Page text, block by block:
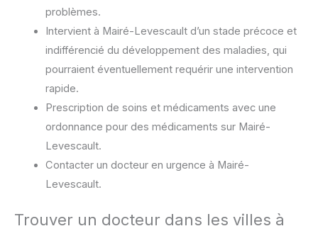
problèmes.
Intervient à Mairé-Levescault d’un stade précoce et
indifférencié du développement des maladies, qui
pourraient éventuellement requérir une intervention
rapide.
Prescription de soins et médicaments avec une
ordonnance pour des médicaments sur Mairé-
Levescault.
Contacter un docteur en urgence à Mairé-
Levescault.
Trouver un docteur dans les villes à